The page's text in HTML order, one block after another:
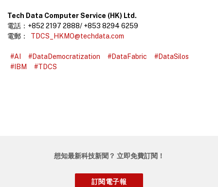
Tech Data Computer Service (HK) Ltd.
電話：+852 2197 2888/ +853 8294 6259
電郵：
TDCS_HKMO@techdata.com
#AI #DataDemocratization #DataFabric
#DataSilos
#IBM
#TDCS
想知最新科技新聞？ 立即免費訂閱！